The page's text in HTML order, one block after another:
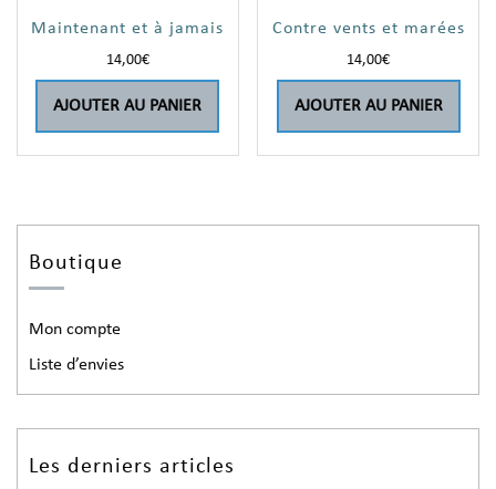
Maintenant et à jamais
14,00€
AJOUTER AU PANIER
Contre vents et marées
14,00€
AJOUTER AU PANIER
Boutique
Mon compte
Liste d’envies
Les derniers articles